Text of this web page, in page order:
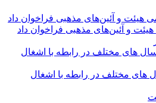
و آئین‌های مذهبی فراخوان داد
های مختلف در رابطه با اشغال